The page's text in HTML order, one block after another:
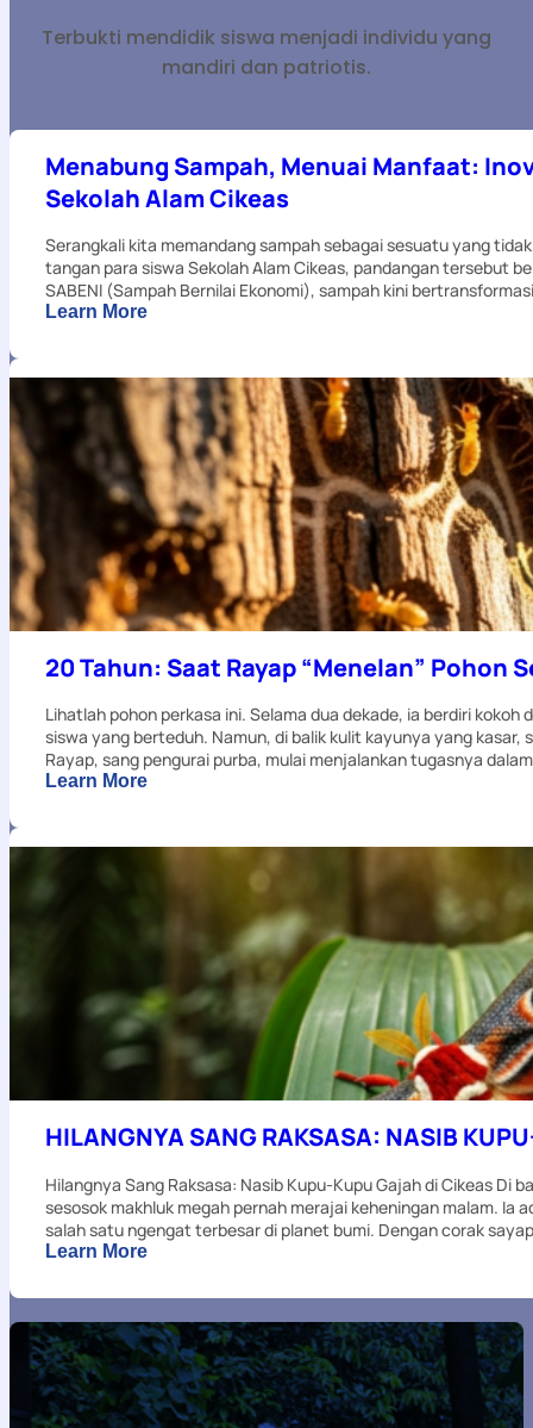
Terbukti mendidik siswa menjadi individu yang
mandiri dan patriotis.
Menabung Sampah, Menuai Manfaat:
Sekolah Alam Cikeas
Serangkali kita memandang sampah sebagai sesuatu yang
tangan para siswa Sekolah Alam Cikeas, pandangan tersebut
SABENI (Sampah Bernilai Ekonomi), sampah kini
Learn More:
Menuai
Manfaat:
Inovasi
Bank
Sampah
SABENI
di
Sekolah
Alam
Cikeas
20 Tahun: Saat Rayap “Menelan” Pohon
Lihatlah pohon perkasa ini. Selama dua dekade, ia berdiri
siswa yang berteduh. Namun, di balik kulit kayunya yang kasar,
Rayap, sang pengurai purba, mulai menjalankan tugasnya
Learn More:
Saat
“Menelan”
HILANGNYA SANG RAKSASA: NASIB
Hilangnya Sang Raksasa: Nasib Kupu-Kupu Gajah di Cikeas Di
sesosok makhluk megah pernah merajai keheningan malam. Ia
salah satu ngengat terbesar di planet bumi. Dengan corak
Learn More:
NASIB
KUPU-
KUPU
GAJAH
DI